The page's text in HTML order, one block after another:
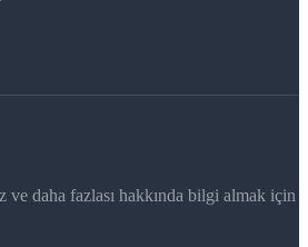
daha fazlası hakkında bilgi almak için